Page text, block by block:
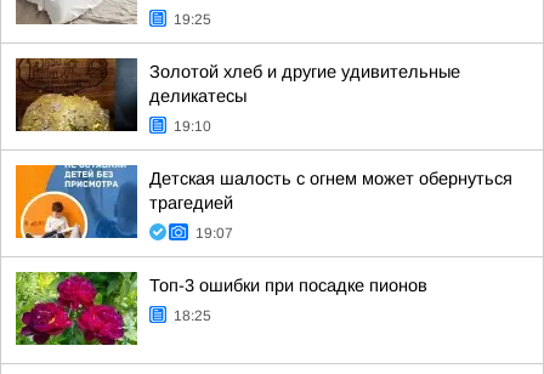
19:25
Золотой хлеб и другие удивительные
деликатесы
19:10
Детская шалость с огнем может обернуться
трагедией
19:07
Топ-3 ошибки при посадке пионов
18:25